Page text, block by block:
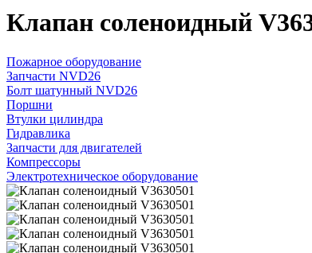
Клапан соленоидный
Пожарное оборудование
Запчасти NVD26
Болт шатунный NVD26
Поршни
Втулки цилиндра
Гидравлика
Запчасти для двигателей
Компрессоры
Электротехническое оборудование